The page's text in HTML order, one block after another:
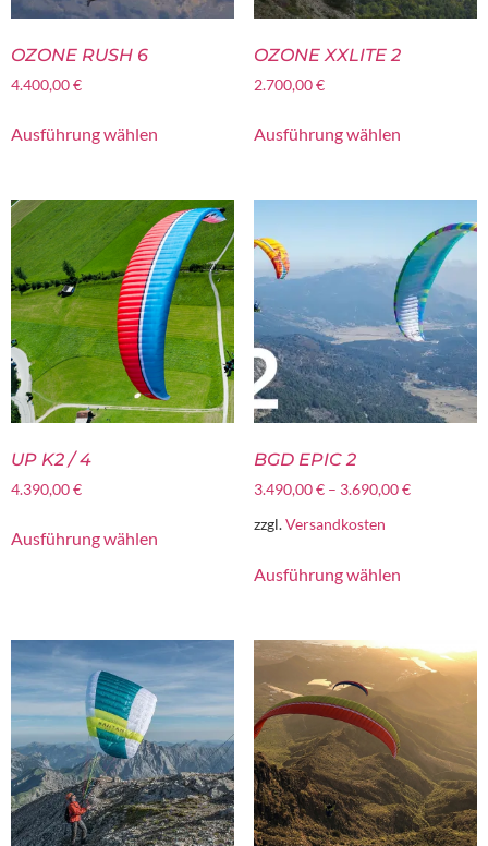
OZONE RUSH 6
4.400,00€
Ausführung wählen
OZONE XXLITE 2
2.700,00€
Ausführung wählen
UP K2 / 4
4.390,00€
Ausführung wählen
BGD EPIC 2
3.490,00€– 3.690,00€
zzgl.Versandkosten
Ausführung wählen